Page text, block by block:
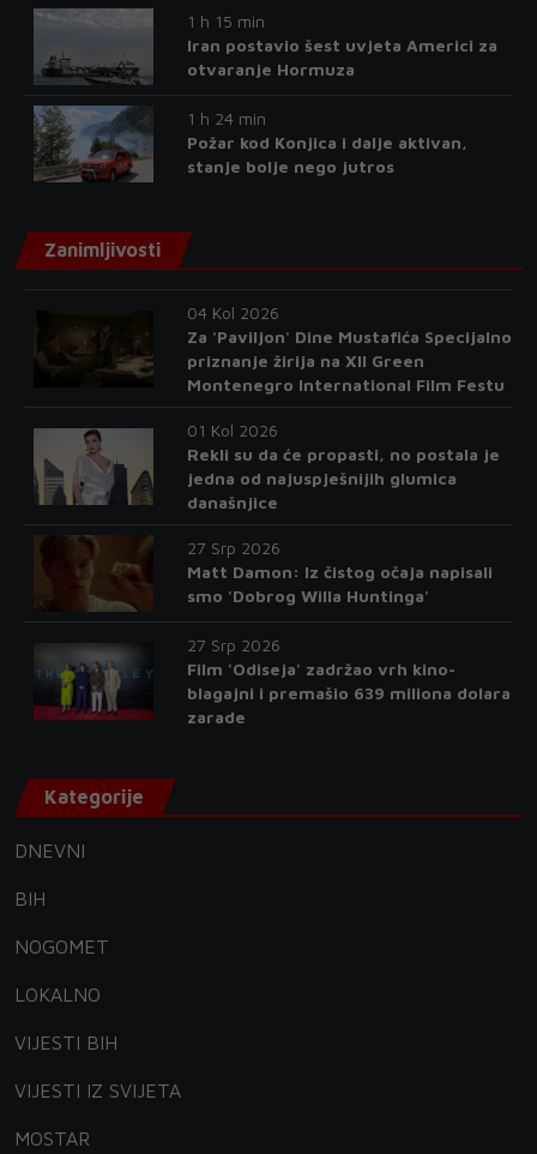
1 h 15 min
Iran postavio šest uvjeta Americi za
otvaranje Hormuza
1 h 24 min
Požar kod Konjica i dalje aktivan,
stanje bolje nego jutros
Zanimljivosti
04 Kol 2026
Za 'Paviljon' Dine Mustafića Specijalno
priznanje žirija na XII Green
Montenegro International Film Festu
01 Kol 2026
Rekli su da će propasti, no postala je
jedna od najuspješnijih glumica
današnjice
27 Srp 2026
Matt Damon: Iz čistog očaja napisali
smo 'Dobrog Willa Huntinga'
27 Srp 2026
Film 'Odiseja' zadržao vrh kino-
blagajni i premašio 639 miliona dolara
zarade
Kategorije
DNEVNI
BIH
NOGOMET
LOKALNO
VIJESTI BIH
VIJESTI IZ SVIJETA
MOSTAR